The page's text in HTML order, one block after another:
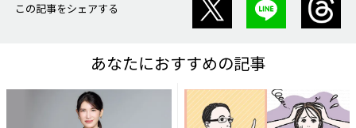
この記事をシェアする
あなたにおすすめの記事